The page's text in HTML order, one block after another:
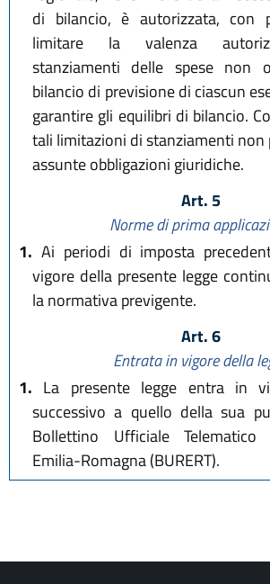
di bilancio, è autorizzata, con
limitare la valenza
stanziamenti delle spese non
bilancio di previsione di ciascun
garantire gli equilibri di bilancio.
tali limitazioni di stanziamenti non
assunte obbligazioni giuridiche.
Art. 5
Norme di prima
1. Ai periodi di imposta
vigore della presente legge
la normativa previgente.
Art. 6
Entrata in vigore della
1. La presente legge entra in
successivo a quello della sua
Bollettino Ufficiale Telematico
Emilia-Romagna (BURERT).